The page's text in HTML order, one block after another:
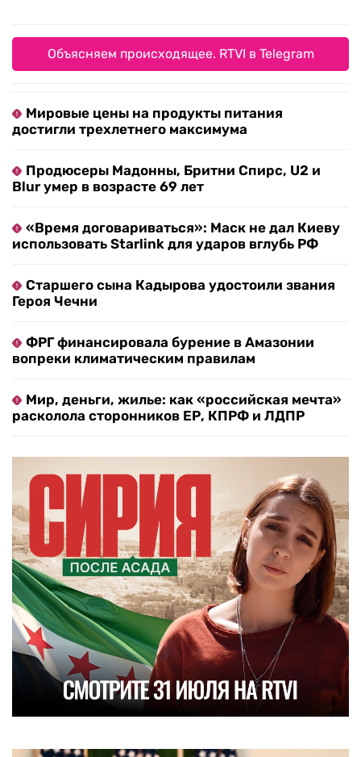
Объясняем происходящее. RTVI в Telegram
Мировые цены на продукты питания
достигли трехлетнего максимума
Продюсеры Мадонны, Бритни Спирс, U2 и
Blur умер в возрасте 69 лет
«Время договариваться»: Маск не дал Киеву
использовать Starlink для ударов вглубь РФ
Старшего сына Кадырова удостоили звания
Героя Чечни
ФРГ финансировала бурение в Амазонии
вопреки климатическим правилам
Мир, деньги, жилье: как «российская мечта»
расколола сторонников ЕР, КПРФ и ЛДПР